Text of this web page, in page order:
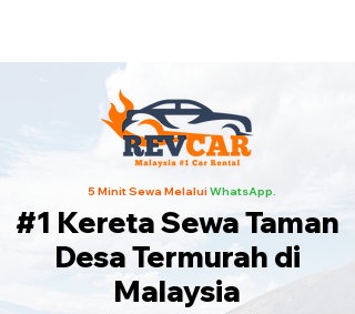
5 Minit Sewa MelaluiWhatsApp.
#1 Kereta Sewa Taman
Desa Termurah di
Malaysia